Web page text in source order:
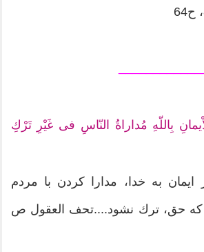
بِاللّه‏ِ مُداراةُ النّاسِ فى غَيْرِ تَرْكِ
به خدا، مدارا كردن با مردم
حق، ترك نشود....تحف العقول ص